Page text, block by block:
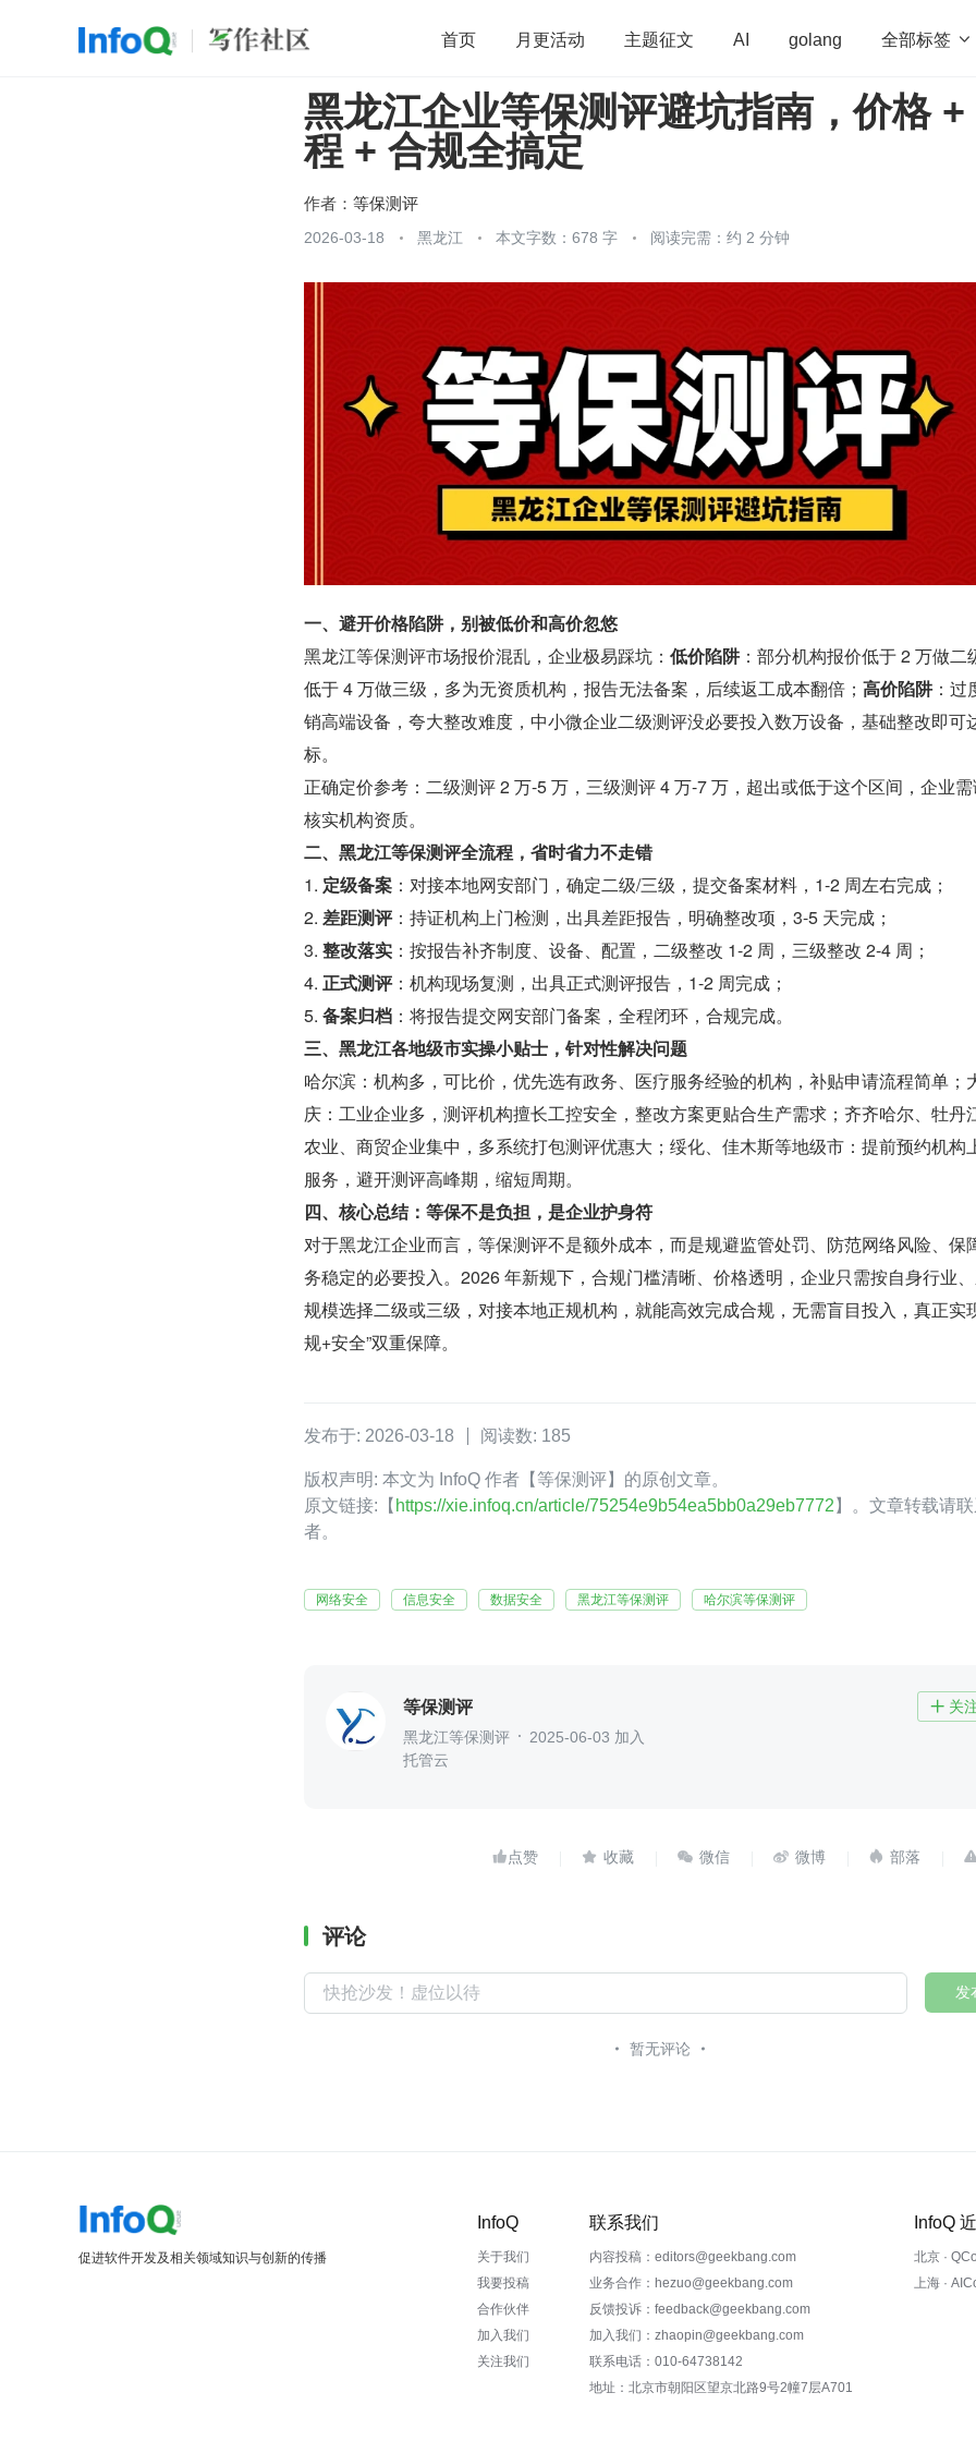
首页 月更活动 主题征文 AI golang 全部标签 
开源 架构 OpenHarmony 算法 学习方法 Web3.0 高
团队管理 程序员 运维
黑龙江企业等保测评避坑指南，价格 +
程 + 合规全搞定
作者： 等保测评
2026-03-18 黑龙江 本文字数：678 字 阅读完需：约 2 分钟
一、避开价格陷阱，别被低价和高价忽悠
黑龙江等保测评市场报价混乱，企业极易踩坑： 低价陷阱 ：部分机构报价低于 2 万做二
低于 4 万做三级，多为无资质机构，报告无法备案，后续返工成本翻倍； 高价陷阱 ：过
销高端设备，夸大整改难度，中小微企业二级测评没必要投入数万设备，基础整改即可
标。
正确定价参考：二级测评 2 万-5 万，三级测评 4 万-7 万，超出或低于这个区间，企业
核实机构资质。
二、黑龙江等保测评全流程，省时省力不走错
1. 定级备案 ：对接本地网安部门，确定二级/三级，提交备案材料，1-2 周左右完成；
2. 差距测评：持证机构上门检测，出具差距报告，明确整改项，3-5 天完成；
3. 整改落实 ：按报告补齐制度、设备、配置，二级整改 1-2 周，三级整改 2-4 周；
4. 正式测评：机构现场复测，出具正式测评报告，1-2 周完成；
5. 备案归档 ：将报告提交网安部门备案，全程闭环，合规完成。
三、黑龙江各地级市实操小贴士，针对性解决问题
哈尔滨：机构多，可比价，优先选有政务、医疗服务经验的机构，补贴申请流程简单；
庆：工业企业多，测评机构擅长工控安全，整改方案更贴合生产需求；齐齐哈尔、牡丹
农业、商贸企业集中，多系统打包测评优惠大；绥化、佳木斯等地级市：提前预约机构
服务，避开测评高峰期，缩短周期。
四、核心总结：等保不是负担，是企业护身符
对于黑龙江企业而言，等保测评不是额外成本，而是规避监管处罚、防范网络风险、保
务稳定的必要投入。2026 年新规下，合规门槛清晰、价格透明，企业只需按自身行业
规模选择二级或三级，对接本地正规机构，就能高效完成合规，无需盲目投入，真正实
规+安全”双重保障。
发布于: 2026-03-18 阅读数: 185
版权声明: 本文为 InfoQ 作者【等保测评】的原创文章。
原文链接:【 https://xie.infoq.cn/article/75254e9b54ea5bb0a29eb7772 】。文章转载请
者。
网络安全 信息安全 数据安全 黑龙江等保测评 哈尔滨等保测评
等保测评  关
黑龙江等保测评
2025-06-03 加入
托管云
    
评论
发
暂无评论
促进软件开发及相关领域知识与创新的传播
InfoQ
关于我们
我要投稿
合作伙伴
加入我们
关注我们
联系我们
内容投稿：editors@geekbang.com
业务合作：hezuo@geekbang.com
反馈投诉：feedback@geekbang.com
加入我们：zhaopin@geekbang.com
联系电话：010-64738142
地址：北京市朝阳区望京北路9号2幢7层A701
InfoQ
北京 ·
上海 ·